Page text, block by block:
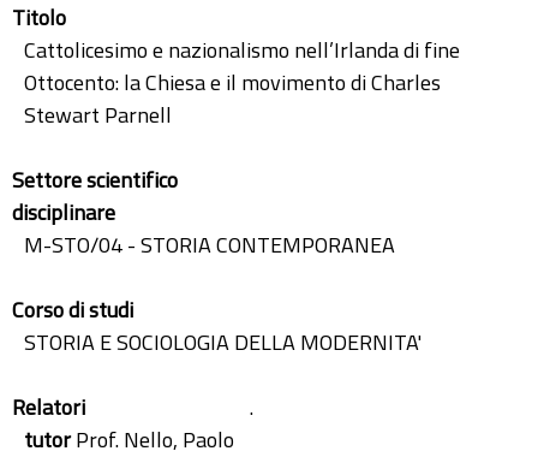
Titolo
Cattolicesimo e nazionalismo nell’Irlanda di fine
Ottocento: la Chiesa e il movimento di Charles
Stewart Parnell
Settore scientifico
disciplinare
M-STO/04 - STORIA CONTEMPORANEA
Corso di studi
STORIA E SOCIOLOGIA DELLA MODERNITA'
Relatori
.
tutorProf. Nello, Paolo